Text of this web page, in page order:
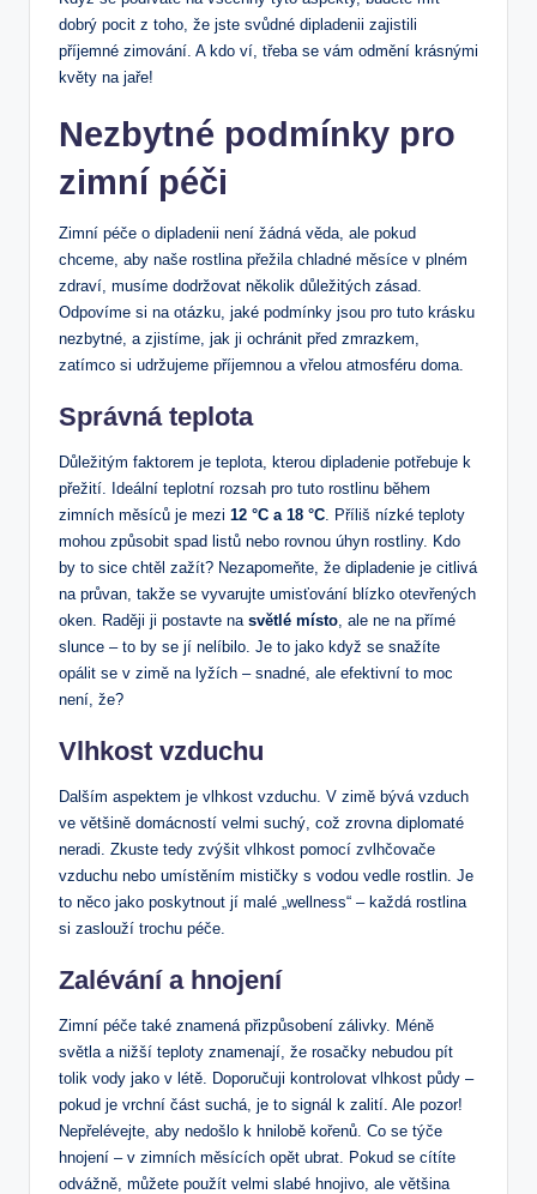
⁢dobrý pocit z toho, že jste svůdné⁤ dipladenii ‌zajistili
příjemné zimování. A ⁢kdo‌ ví, třeba se vám⁣ odmění krásnými
květy na jaře!
Nezbytné ‍podmínky pro
zimní péči
Zimní péče o dipladenii není žádná věda, ale pokud
chceme, aby naše ⁢rostlina přežila chladné měsíce v plném
zdraví, musíme dodržovat několik důležitých zásad.
Odpovíme si ⁢na otázku, jaké podmínky ‍jsou pro ⁤tuto krásku
nezbytné, ⁤a‌ zjistíme, jak ji​ ochránit před zmrazkem,
zatímco⁤ si udržujeme příjemnou a⁣ vřelou atmosféru doma.
Správná teplota
Důležitým faktorem je teplota, ‌kterou dipladenie potřebuje⁤ k
přežití. Ideální teplotní rozsah pro tuto rostlinu během ​
zimních⁤ měsíců je mezi 12 °C a 18 °C . Příliš nízké teploty
mohou způsobit spad listů nebo rovnou úhyn rostliny. Kdo
by⁢ to sice chtěl zažít? Nezapomeňte, že dipladenie je citlivá
na průvan, takže ⁤se vyvarujte⁤ umisťování blízko otevřených
oken. Raději ji postavte na světlé místo , ⁢ale ⁤ne na přímé
slunce – to by se ⁣jí nelíbilo.⁢ Je to jako když se snažíte
opálit se v zimě na lyžích – snadné, ale efektivní to moc
není,​ že?
Vlhkost​ vzduchu
Dalším aspektem je vlhkost vzduchu. V zimě bývá vzduch
ve‌ většině domácností​ velmi⁣ suchý, což ⁣zrovna diplomaté
neradi. Zkuste tedy zvýšit vlhkost pomocí zvlhčovače
vzduchu nebo umístěním mističky s vodou vedle rostlin. Je
to něco jako‍ poskytnout jí malé „wellness“ – ‌každá rostlina
si zaslouží trochu péče. ⁢
Zalévání a hnojení
Zimní péče také znamená přizpůsobení zálivky. ​Méně
světla a nižší teploty ​znamenají, ​že rosačky nebudou pít
tolik​ vody jako ⁢v létě. Doporučuji kontrolovat vlhkost půdy‍ –
pokud je vrchní část ‌suchá, je to‍ signál k zalití. Ale pozor!
Nepřelévejte, aby nedošlo k hnilobě kořenů. Co se týče
hnojení – v zimních měsících opět ubrat. ⁢Pokud se cítíte
odvážně, můžete použít velmi slabé hnojivo, ale většina